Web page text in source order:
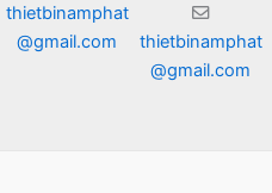
thietbinamphat
@gmail.com
thietbinamphat
@gmail.com